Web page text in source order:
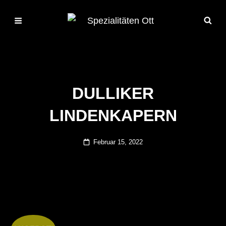
DULLIKER
LINDENKAPERN
Posted
Februar 15, 2022